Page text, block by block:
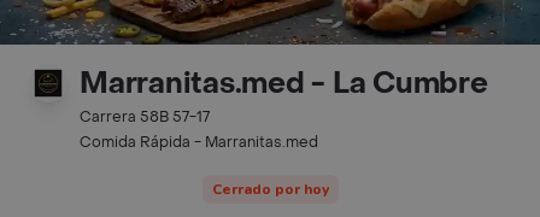
Marranitas.med - La Cumbre
Carrera 58B 57-17
Comida Rápida - Marranitas.med
Cerrado por hoy